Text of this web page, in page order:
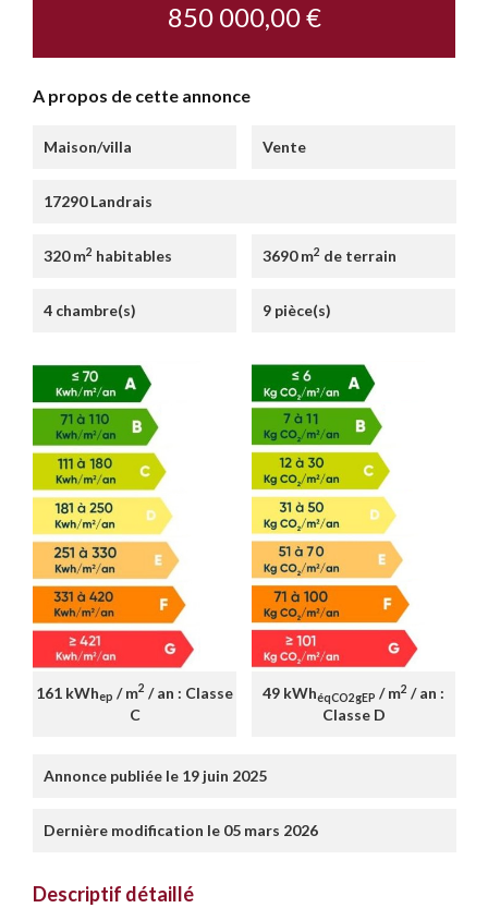
850 000,00 €
A propos de cette annonce
Maison/villa Vente
17290 Landrais
320 m2 habitables 3690 m2 de terrain
4 chambre(s) 9 pièce(s)
161 kWhep / m2 / an : Classe
C
49 kWhéqCO2gEP / m2 / an :
Classe D
Annonce publiée le 19 juin 2025
Dernière modification le 05 mars 2026
Descriptif détaillé